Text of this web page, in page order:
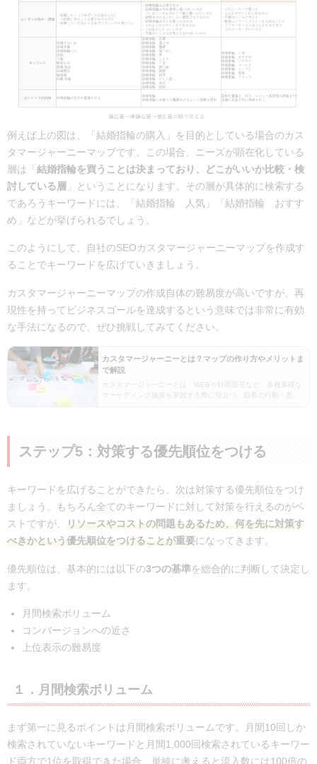
例えば上の図は、「結婚指輪の購入」を目的としている場合のカス
タマージャーニーマップです。この場合、ニーズが顕在化している
層は「 結婚指輪を買うことは決まっており、どこがいいか比較・検
討している層 」ということになります。その層が具体的に検索する
であろうキーワードには、「結婚指輪 人気」「結婚指輪 おすす
め」などが挙げられるでしょう。
このようにして、自社のSEOカスタマージャーニーマップを作成す
ることでキーワードを広げていきましょう。
カスタマージャーニーマップの作成自体の難易度が高いですが、再
現性を持ってビジネスゴールを達成するという意味では非常に有効
な手法になるので、ぜひ挑戦してみてください。
カスタマージャーニーとは？マップの作り方やメリットま
で解説
カスタマージャーニーとは、WEBや対面販売など、多種多様な
マーケティング施策を実践する際に役立つ、顧客の行動・思
ステップ5：対策する優先順位をつける
キーワードを広げることができたら、次は対策する優先順位をつけ
ましょう。もちろん全てのキーワードに対して対策を行えるのがベ
ストですが、
リソースやコストの問題もあるため、何を先に対策す
べきかという優先順位をつけることが重要になってきます。
優先順位は、基本的には以下の3つの基準を総合的に判断して決定し
ます。
月間検索ボリューム
コンバージョンへの近さ
上位表示の難易度
１．月間検索ボリューム
まず第一に見るポイントは月間検索ボリュームです。月間10回しか
検索されていないキーワードと月間1,000回検索されているキーワー
ド両方で1位を取得できた場合、単純に考えると流入数には100倍の